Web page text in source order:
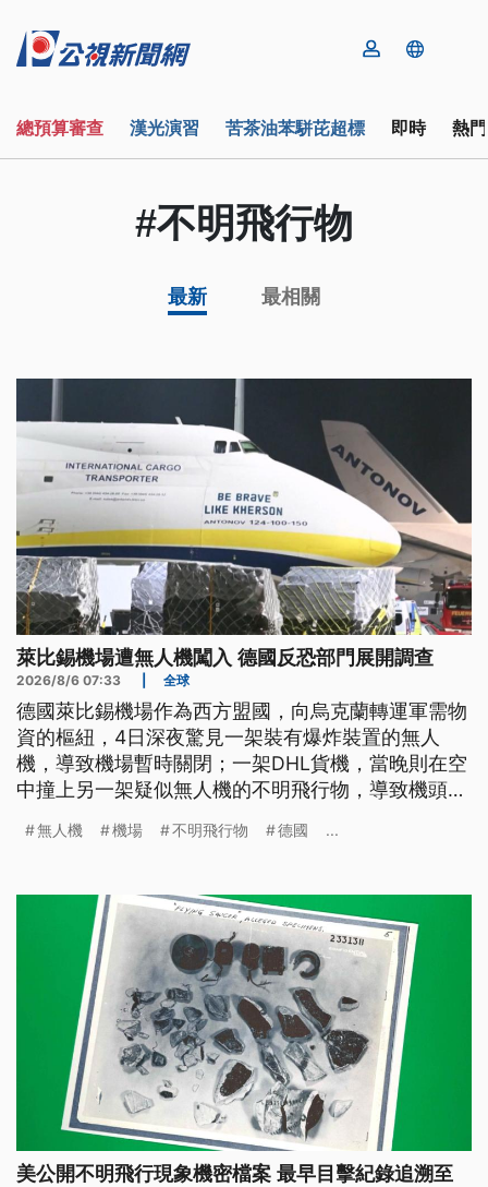
總預算審查 漢光演習 苦茶油苯駢芘超標 即時 熱
#不明飛行物
最新 最相關
萊比錫機場遭無人機闖入 德國反恐部門展開調查
2026/8/6 07:33 全球
德國萊比錫機場作為西方盟國，向烏克蘭轉運軍需物
資的樞紐，4日深夜驚見一架裝有爆炸裝置的無人
機，導致機場暫時關閉；一架DHL貨機，當晚則在空
中撞上另一架疑似無人機的不明飛行物，導致機頭受
混合式攻擊，烏克蘭更直指事件幕後黑手，疑似為俄
無人機 機場 不明飛行物 德國 ...
美公開不明飛行現象機密檔案 最早目擊紀錄追溯至